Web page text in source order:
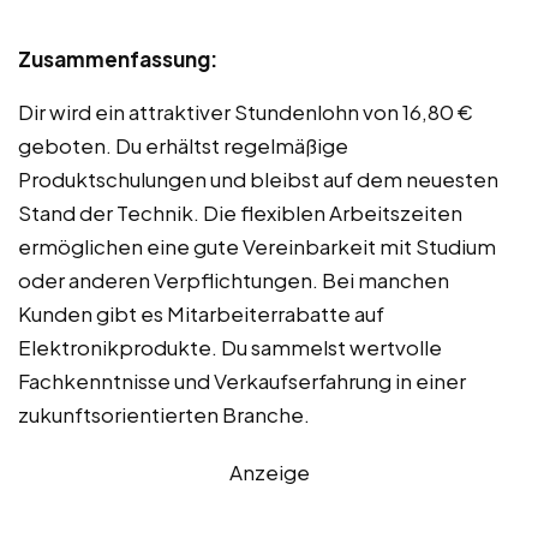
Zusammenfassung:
Dir wird ein attraktiver Stundenlohn von 16,80 €
geboten. Du erhältst regelmäßige
Produktschulungen und bleibst auf dem neuesten
Stand der Technik. Die flexiblen Arbeitszeiten
ermöglichen eine gute Vereinbarkeit mit Studium
oder anderen Verpflichtungen. Bei manchen
Kunden gibt es Mitarbeiterrabatte auf
Elektronikprodukte. Du sammelst wertvolle
Fachkenntnisse und Verkaufserfahrung in einer
zukunftsorientierten Branche.
Anzeige